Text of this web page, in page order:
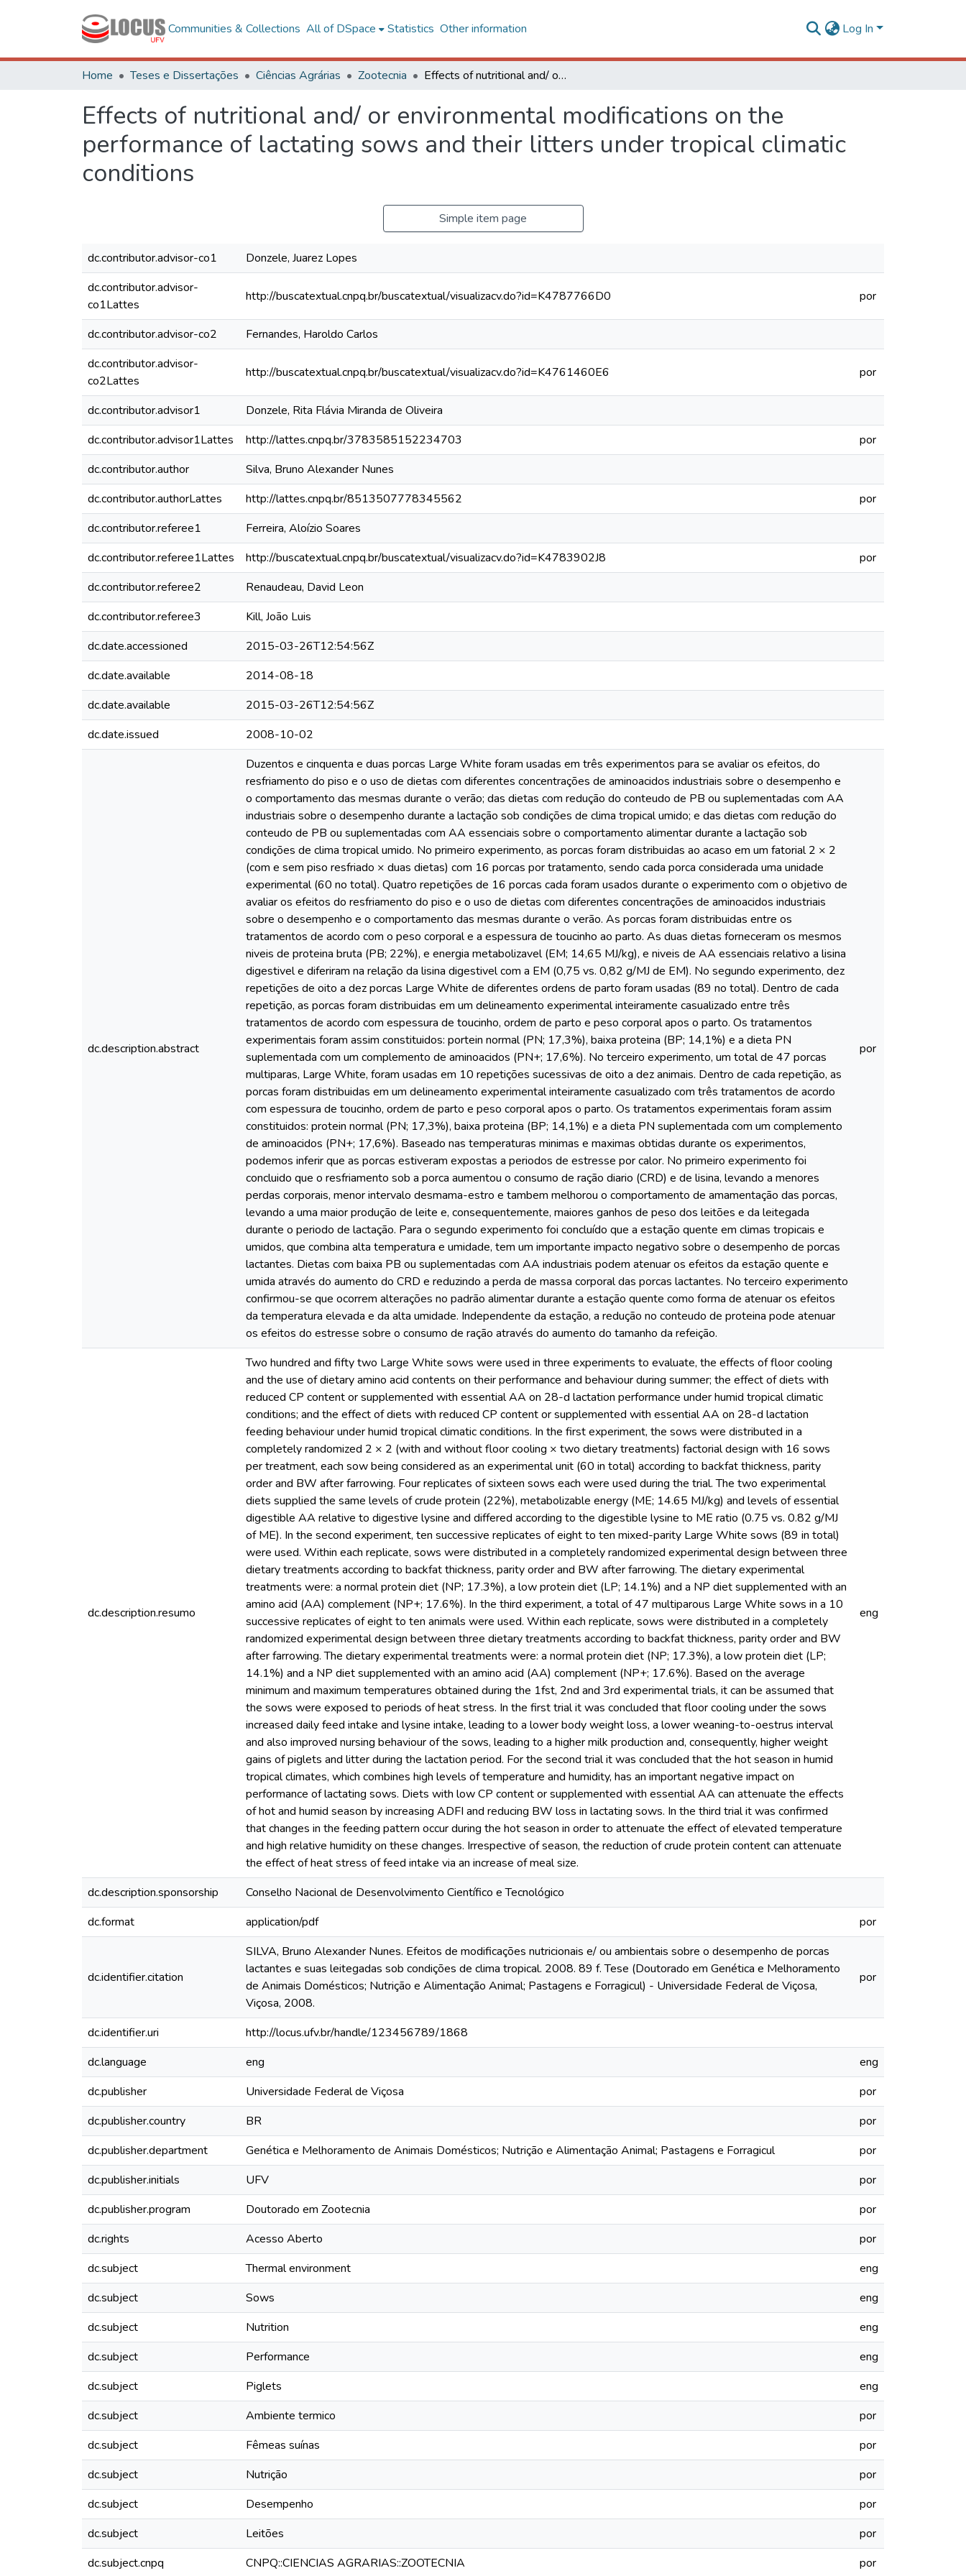
Communities & Collections All of DSpace Statistics Other information Log In
Home Teses e Dissertações Ciências Agrárias Zootecnia Effects of nutritional and/ or environmental modifications on the performance of lactating sows and their litters under tropical climatic conditions
Effects of nutritional and/ or environmental modifications on the
performance of lactating sows and their litters under tropical climatic
conditions
Simple item page
dc.contributor.advisor-co1
Donzele, Juarez Lopes
dc.contributor.advisor-
co1Lattes
http://buscatextual.cnpq.br/buscatextual/visualizacv.do?id=K4787766D0 por
dc.contributor.advisor-co2
Fernandes, Haroldo Carlos
dc.contributor.advisor-
co2Lattes
http://buscatextual.cnpq.br/buscatextual/visualizacv.do?id=K4761460E6 por
dc.contributor.advisor1
Donzele, Rita Flávia Miranda de Oliveira
dc.contributor.advisor1Lattes
http://lattes.cnpq.br/3783585152234703
por
dc.contributor.author
Silva, Bruno Alexander Nunes
dc.contributor.authorLattes
http://lattes.cnpq.br/8513507778345562
por
dc.contributor.referee1
Ferreira, Aloízio Soares
dc.contributor.referee1Lattes
http://buscatextual.cnpq.br/buscatextual/visualizacv.do?id=K4783902J8
por
dc.contributor.referee2
Renaudeau, David Leon
dc.contributor.referee3
Kill, João Luis
dc.date.accessioned
2015-03-26T12:54:56Z
dc.date.available
2014-08-18
dc.date.available
2015-03-26T12:54:56Z
dc.date.issued
2008-10-02
dc.description.abstract
Duzentos e cinquenta e duas porcas Large White foram usadas em três experimentos para se avaliar os efeitos, do
resfriamento do piso e o uso de dietas com diferentes concentrações de aminoacidos industriais sobre o desempenho e
o comportamento das mesmas durante o verão; das dietas com redução do conteudo de PB ou suplementadas com AA
industriais sobre o desempenho durante a lactação sob condições de clima tropical umido; e das dietas com redução do
conteudo de PB ou suplementadas com AA essenciais sobre o comportamento alimentar durante a lactação sob
condições de clima tropical umido. No primeiro experimento, as porcas foram distribuidas ao acaso em um fatorial 2 × 2
(com e sem piso resfriado × duas dietas) com 16 porcas por tratamento, sendo cada porca considerada uma unidade
experimental (60 no total). Quatro repetições de 16 porcas cada foram usados durante o experimento com o objetivo de
avaliar os efeitos do resfriamento do piso e o uso de dietas com diferentes concentrações de aminoacidos industriais
sobre o desempenho e o comportamento das mesmas durante o verão. As porcas foram distribuidas entre os
tratamentos de acordo com o peso corporal e a espessura de toucinho ao parto. As duas dietas forneceram os mesmos
niveis de proteina bruta (PB; 22%), e energia metabolizavel (EM; 14,65 MJ/kg), e niveis de AA essenciais relativo a lisina
digestivel e diferiram na relação da lisina digestivel com a EM (0,75 vs. 0,82 g/MJ de EM). No segundo experimento, dez
repetições de oito a dez porcas Large White de diferentes ordens de parto foram usadas (89 no total). Dentro de cada
repetição, as porcas foram distribuidas em um delineamento experimental inteiramente casualizado entre três
tratamentos de acordo com espessura de toucinho, ordem de parto e peso corporal apos o parto. Os tratamentos
experimentais foram assim constituidos: portein normal (PN; 17,3%), baixa proteina (BP; 14,1%) e a dieta PN
suplementada com um complemento de aminoacidos (PN+; 17,6%). No terceiro experimento, um total de 47 porcas
multiparas, Large White, foram usadas em 10 repetições sucessivas de oito a dez animais. Dentro de cada repetição, as
porcas foram distribuidas em um delineamento experimental inteiramente casualizado com três tratamentos de acordo
com espessura de toucinho, ordem de parto e peso corporal apos o parto. Os tratamentos experimentais foram assim
constituidos: protein normal (PN; 17,3%), baixa proteina (BP; 14,1%) e a dieta PN suplementada com um complemento
de aminoacidos (PN+; 17,6%). Baseado nas temperaturas minimas e maximas obtidas durante os experimentos,
podemos inferir que as porcas estiveram expostas a periodos de estresse por calor. No primeiro experimento foi
concluido que o resfriamento sob a porca aumentou o consumo de ração diario (CRD) e de lisina, levando a menores
perdas corporais, menor intervalo desmama-estro e tambem melhorou o comportamento de amamentação das porcas,
levando a uma maior produção de leite e, consequentemente, maiores ganhos de peso dos leitões e da leitegada
durante o periodo de lactação. Para o segundo experimento foi concluído que a estação quente em climas tropicais e
umidos, que combina alta temperatura e umidade, tem um importante impacto negativo sobre o desempenho de porcas
lactantes. Dietas com baixa PB ou suplementadas com AA industriais podem atenuar os efeitos da estação quente e
umida através do aumento do CRD e reduzindo a perda de massa corporal das porcas lactantes. No terceiro experimento
confirmou-se que ocorrem alterações no padrão alimentar durante a estação quente como forma de atenuar os efeitos
da temperatura elevada e da alta umidade. Independente da estação, a redução no conteudo de proteina pode atenuar
os efeitos do estresse sobre o consumo de ração através do aumento do tamanho da refeição.
por
dc.description.resumo
Two hundred and fifty two Large White sows were used in three experiments to evaluate, the effects of floor cooling
and the use of dietary amino acid contents on their performance and behaviour during summer; the effect of diets with
reduced CP content or supplemented with essential AA on 28-d lactation performance under humid tropical climatic
conditions; and the effect of diets with reduced CP content or supplemented with essential AA on 28-d lactation
feeding behaviour under humid tropical climatic conditions. In the first experiment, the sows were distributed in a
completely randomized 2 × 2 (with and without floor cooling × two dietary treatments) factorial design with 16 sows
per treatment, each sow being considered as an experimental unit (60 in total) according to backfat thickness, parity
order and BW after farrowing. Four replicates of sixteen sows each were used during the trial. The two experimental
diets supplied the same levels of crude protein (22%), metabolizable energy (ME; 14.65 MJ/kg) and levels of essential
digestible AA relative to digestive lysine and differed according to the digestible lysine to ME ratio (0.75 vs. 0.82 g/MJ
of ME). In the second experiment, ten successive replicates of eight to ten mixed-parity Large White sows (89 in total)
were used. Within each replicate, sows were distributed in a completely randomized experimental design between three
dietary treatments according to backfat thickness, parity order and BW after farrowing. The dietary experimental
treatments were: a normal protein diet (NP; 17.3%), a low protein diet (LP; 14.1%) and a NP diet supplemented with an
amino acid (AA) complement (NP+; 17.6%). In the third experiment, a total of 47 multiparous Large White sows in a 10
successive replicates of eight to ten animals were used. Within each replicate, sows were distributed in a completely
randomized experimental design between three dietary treatments according to backfat thickness, parity order and BW
after farrowing. The dietary experimental treatments were: a normal protein diet (NP; 17.3%), a low protein diet (LP;
14.1%) and a NP diet supplemented with an amino acid (AA) complement (NP+; 17.6%). Based on the average
minimum and maximum temperatures obtained during the 1fst, 2nd and 3rd experimental trials, it can be assumed that
the sows were exposed to periods of heat stress. In the first trial it was concluded that floor cooling under the sows
increased daily feed intake and lysine intake, leading to a lower body weight loss, a lower weaning-to-oestrus interval
and also improved nursing behaviour of the sows, leading to a higher milk production and, consequently, higher weight
gains of piglets and litter during the lactation period. For the second trial it was concluded that the hot season in humid
tropical climates, which combines high levels of temperature and humidity, has an important negative impact on
performance of lactating sows. Diets with low CP content or supplemented with essential AA can attenuate the effects
of hot and humid season by increasing ADFI and reducing BW loss in lactating sows. In the third trial it was confirmed
that changes in the feeding pattern occur during the hot season in order to attenuate the effect of elevated temperature
and high relative humidity on these changes. Irrespective of season, the reduction of crude protein content can attenuate
the effect of heat stress of feed intake via an increase of meal size.
eng
dc.description.sponsorship
Conselho Nacional de Desenvolvimento Científico e Tecnológico
dc.format
application/pdf por
dc.identifier.citation
SILVA, Bruno Alexander Nunes. Efeitos de modificações nutricionais e/ ou ambientais sobre o desempenho de porcas
lactantes e suas leitegadas sob condições de clima tropical. 2008. 89 f. Tese (Doutorado em Genética e Melhoramento
de Animais Domésticos; Nutrição e Alimentação Animal; Pastagens e Forragicul) - Universidade Federal de Viçosa,
Viçosa, 2008.
por
dc.identifier.uri
http://locus.ufv.br/handle/123456789/1868
dc.language
eng
eng
dc.publisher
Universidade Federal de Viçosa
por
dc.publisher.country
BR
por
dc.publisher.department
Genética e Melhoramento de Animais Domésticos; Nutrição e Alimentação Animal; Pastagens e Forragicul
por
dc.publisher.initials
UFV
por
dc.publisher.program
Doutorado em Zootecnia
por
dc.rights
Acesso Aberto
por
dc.subject
Thermal environment
eng
dc.subject
Sows
eng
dc.subject
Nutrition
eng
dc.subject
Performance
eng
dc.subject
Piglets
eng
dc.subject
Ambiente termico
por
dc.subject
Fêmeas suínas
por
dc.subject
Nutrição
por
dc.subject
Desempenho
por
dc.subject
Leitões
por
dc.subject.cnpq
CNPQ::CIENCIAS AGRARIAS::ZOOTECNIA por